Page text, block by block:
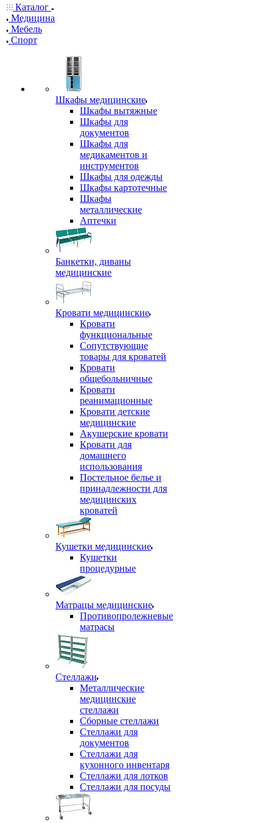
Каталог
Медицина
Мебель
Спорт
Шкафы медицинские
Шкафы вытяжные
Шкафы для
документов
Шкафы для
медикаментов и
инструментов
Шкафы для одежды
Шкафы картотечные
Шкафы
металлические
Аптечки
Банкетки, диваны
медицинские
Кровати медицинские
Кровати
функциональные
Сопутствующие
товары для кроватей
Кровати
общебольничные
Кровати
реанимационные
Кровати детские
медицинские
Акушерские кровати
Кровати для
домашнего
использования
Постельное белье и
принадлежности для
медицинских
кроватей
Кушетки медицинские
Кушетки
процедурные
Матрацы медицинские
Противопролежневые
матрасы
Стеллажи
Металлические
медицинские
стеллажи
Сборные стеллажи
Стеллажи для
документов
Стеллажи для
кухонного инвентаря
Стеллажи для лотков
Стеллажи для посуды